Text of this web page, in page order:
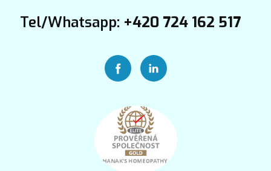
Tel/Whatsapp: +420 724 162 517